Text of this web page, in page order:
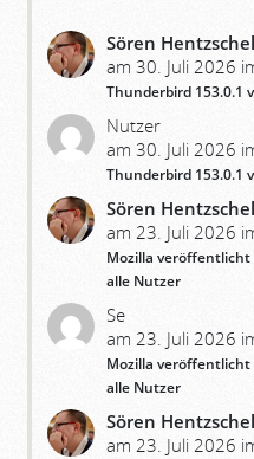
Sören Hentzschel
am 30. Juli 2026
Thunderbird 153.0.1
Nutzer
am 30. Juli 2026
Thunderbird 153.0.1
Sören Hentzschel
am 23. Juli 2026
Mozilla veröffentlicht
alle Nutzer
Se
am 23. Juli 2026
Mozilla veröffentlicht
alle Nutzer
Sören Hentzschel
am 23. Juli 2026